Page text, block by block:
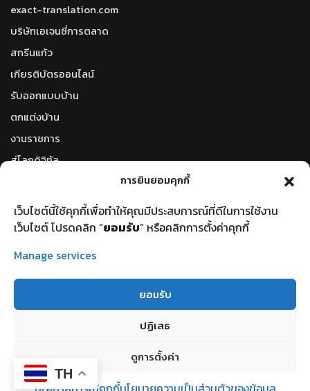
การยินยอมคุกกี้
เว็บไซต์นี้ใช้คุกกี้เพื่อทำให้คุณมีประสบการณ์ที่ดีในการใช้งาน
เว็บไซต์ โปรดคลิก “ยอมรับ” หรือคลิกการตั้งค่าคุกกี้
Manage services
ยอมรับ
ปฏิเสธ
ดูการตั้งค่า
exact-translation.com
บริษัทเอเจนซี่การตลาด
สกรีนแก้ว
เกียรติบัตรออนไลน์
รับออกแบบบ้าน
ตกแต่งบ้าน
งานราชการ
สู่โลกดิจิทัล
ตัวแปลงหน่วยวัดออนไลน์
รหัสไปรษณีย์
©2023 คณะวิทยาศาสตร์เเละเทคโนโลยี | Faculty of Science and
Technology . All rights reserved.
TH